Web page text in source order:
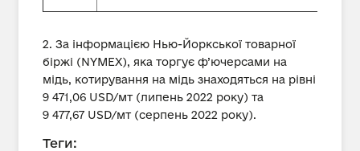
2. За інформацією Нью-Йоркської товарної
біржі (NYMEX), яка торгує ф’ючерсами на
мідь, котирування на мідь знаходяться на рівні
9 471,06 USD/мт (липень 2022 року) та
9 477,67 USD/мт (серпень 2022 року).
Теги: